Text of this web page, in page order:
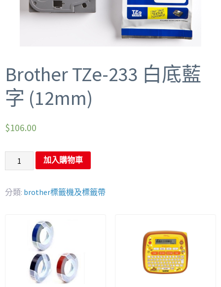
Brother TZe-233 白底藍
字 (12mm)
$106.00
加入購物車
分類: brother標籤機及標籤帶